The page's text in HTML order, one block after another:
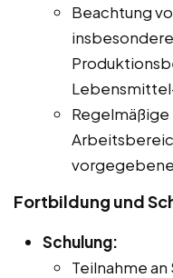
Beachtung
Fortbildung und
Schulung:
Teilnahme an